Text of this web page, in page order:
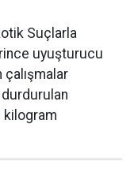
Suçlarla
uyuşturucu
kilogram